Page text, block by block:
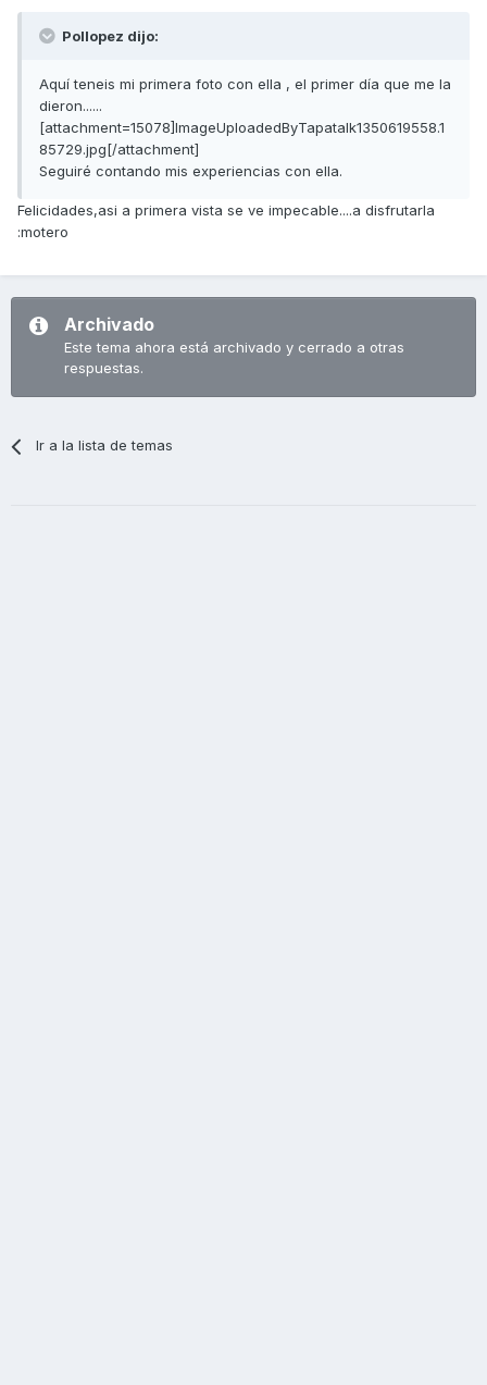
Pollopez dijo:
Aquí teneis mi primera foto con ella , el primer día que me la
dieron......
[attachment=15078]ImageUploadedByTapatalk1350619558.1
85729.jpg[/attachment]
Seguiré contando mis experiencias con ella.
Felicidades,asi a primera vista se ve impecable....a disfrutarla
:motero
Archivado
Este tema ahora está archivado y cerrado a otras
respuestas.
Ir a la lista de temas